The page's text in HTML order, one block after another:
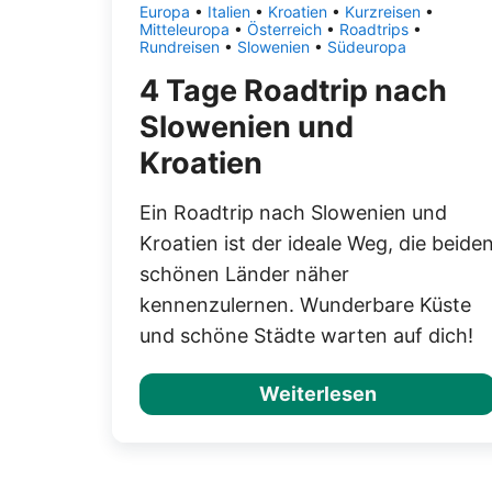
Europa • Italien • Kroatien • Kurzreisen •
Mitteleuropa • Österreich • Roadtrips •
Rundreisen • Slowenien • Südeuropa
4 Tage Roadtrip nach
Slowenien und
Kroatien
Ein Roadtrip nach Slowenien und
Kroatien ist der ideale Weg, die
schönen Länder näher
kennenzulernen. Wunderbare Küste
und schöne Städte warten auf dich!
Weiterlesen